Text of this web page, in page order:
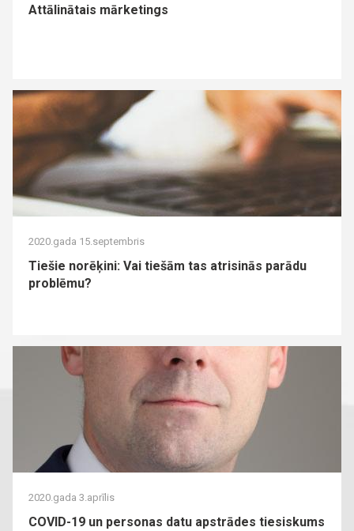
Attālinātais mārketings
2020.gada 15.septembris
Tiešie norēķini: Vai tiešām tas atrisinās parādu
problēmu?
2020.gada 3.aprīlis
COVID-19 un personas datu apstrādes tiesiskums